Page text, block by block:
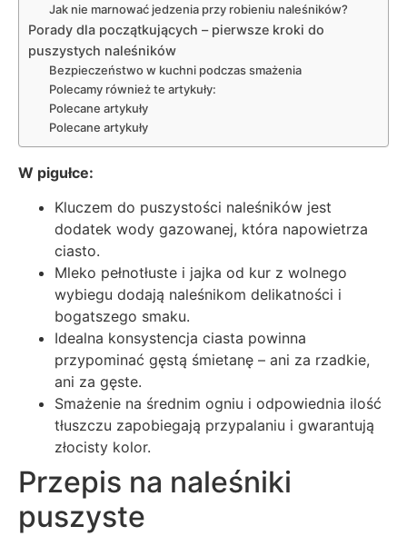
Jak nie marnować jedzenia przy robieniu naleśników?
Porady dla początkujących – pierwsze kroki do
puszystych naleśników
Bezpieczeństwo w kuchni podczas smażenia
Polecamy również te artykuły:
Polecane artykuły
Polecane artykuły
W pigułce:
Kluczem do puszystości naleśników jest
dodatek wody gazowanej, która napowietrza
ciasto.
Mleko pełnotłuste i jajka od kur z wolnego
wybiegu dodają naleśnikom delikatności i
bogatszego smaku.
Idealna konsystencja ciasta powinna
przypominać gęstą śmietanę – ani za rzadkie,
ani za gęste.
Smażenie na średnim ogniu i odpowiednia ilość
tłuszczu zapobiegają przypalaniu i gwarantują
złocisty kolor.
Przepis na naleśniki
puszyste